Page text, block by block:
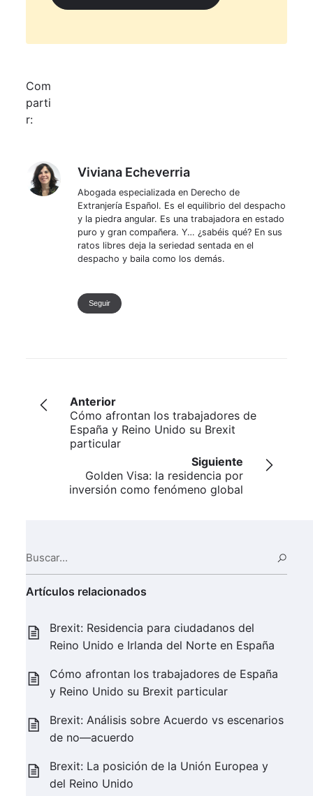
Com
parti
r:
Viviana EcheverriaViviana Echeverria
Abogada especializada en Derecho de
Extranjería Español. Es el equilibrio del despacho
y la piedra angular. Es una trabajadora en estado
puro y gran compañera. Y… ¿sabéis qué? En sus
ratos libres deja la seriedad sentada en el
despacho y baila como los demás.
Seguir
Anterior
Cómo afrontan los trabajadores de
España y Reino Unido su Brexit
particular
Siguiente
Golden Visa: la residencia por
inversión como fenómeno global
Artículos relacionados
Brexit: Residencia para ciudadanos del
Reino Unido e Irlanda del Norte en España
Cómo afrontan los trabajadores de España
y Reino Unido su Brexit particular
Brexit: Análisis sobre Acuerdo vs escenarios
de no—acuerdo
Brexit: La posición de la Unión Europea y
del Reino Unido